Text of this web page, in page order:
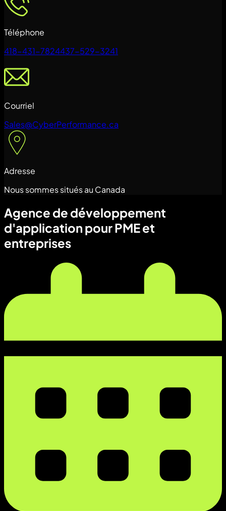
Téléphone
418-431-7824437-529-3241
Courriel
Sales@CyberPerformance.ca
Adresse
Nous sommes situés au Canada
Agence de développement
d'application pour PME et
entreprises